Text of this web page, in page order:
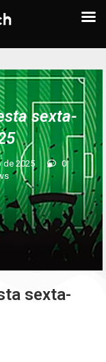
sexta-
de 2025
0
sexta-